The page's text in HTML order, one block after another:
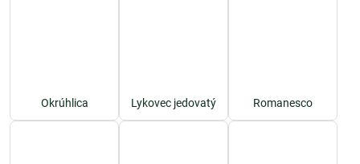
Okrúhlica Lykovec jedovatý Romanesco